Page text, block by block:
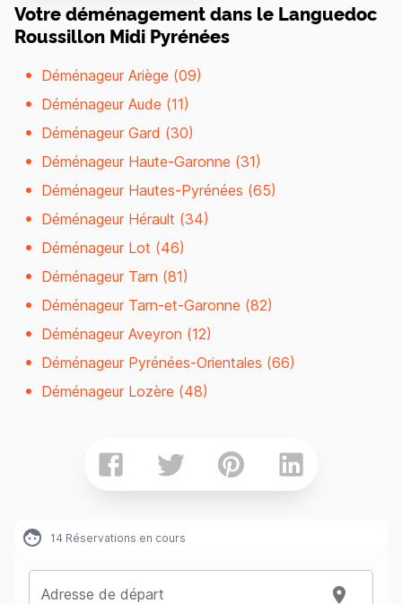
Votre déménagement dans le Languedoc
Roussillon Midi Pyrénées
Déménageur Ariège (09)
Déménageur Aude (11)
Déménageur Gard (30)
Déménageur Haute-Garonne (31)
Déménageur Hautes-Pyrénées (65)
Déménageur Hérault (34)
Déménageur Lot (46)
Déménageur Tarn (81)
Déménageur Tarn-et-Garonne (82)
Déménageur Aveyron (12)
Déménageur Pyrénées-Orientales (66)
Déménageur Lozère (48)
14 Réservations en cours
Adresse de départ